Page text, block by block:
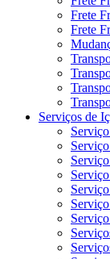
Frete
Frete
Serviços de